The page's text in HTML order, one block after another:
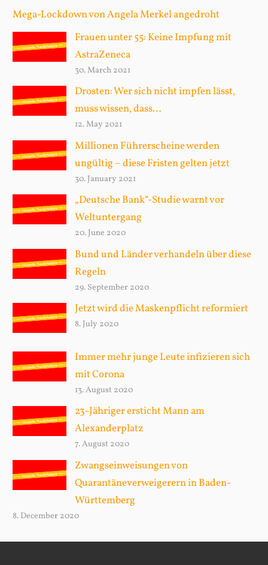
c
f
o
:
Mega-Lockdown von Angela Merkel angedroht
Frauen unter 55: Keine Impfung mit
AstraZeneca
30. March 2021
Drosten: Wer sich nicht impfen lässt,
muss wissen, dass…
12. May 2021
Millionen Führerscheine werden
ungültig – diese Fristen gelten jetzt
30. January 2021
„Deutsche Bank“-Studie warnt vor
Weltuntergang
20. June 2020
Bund und Länder verhandeln über diese
Regeln
29. September 2020
Jetzt wird die Maskenpflicht reformiert
8. July 2020
Immer mehr junge Leute infizieren sich
mit Corona
13. August 2020
23-Jähriger ersticht Mann am
Alexanderplatz
7. August 2020
Zwangseinweisungen von
Quarantäneverweigerern in Baden-
Württemberg
8. December 2020